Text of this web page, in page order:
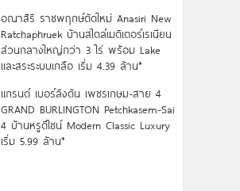
อณาสิริ ราชพฤกษ์ตัดใหม่ Anasiri New
Ratchaphruek บ้านสไตล์เมดิเตอร์เรเนียน
ส่วนกลางใหญ่กว่า 3 ไร่ พร้อม Lake
และสระระบบเกลือ เริ่ม 4.39 ล้าน*
แกรนด์ เบอร์ลิงตัน เพชรเกษม-สาย 4
GRAND BURLINGTON Petchkasem-Sai
4 บ้านหรูดีไซน์ Modern Classic Luxury
เริ่ม 5.99 ล้าน*